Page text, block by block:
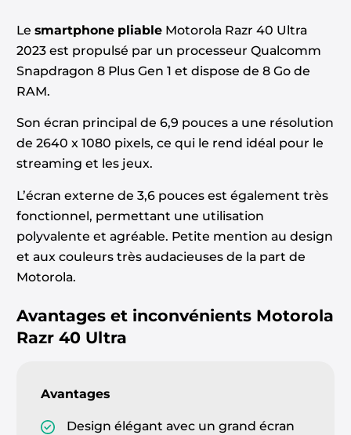
Le smartphone pliableMotorola Razr 40 Ultra
2023 est propulsé par un processeur Qualcomm
Snapdragon 8 Plus Gen 1 et dispose de 8 Go de
RAM.
Son écran principal de 6,9 pouces a une résolution
de 2640 x 1080 pixels, ce qui le rend idéal pour le
streaming et les jeux.
L’écran externe de 3,6 pouces est également très
fonctionnel, permettant une utilisation
polyvalente et agréable. Petite mention au design
et aux couleurs très audacieuses de la part de
Motorola.
Avantages et inconvénients Motorola
Razr 40 Ultra
Avantages
Design élégant avec un grand écran